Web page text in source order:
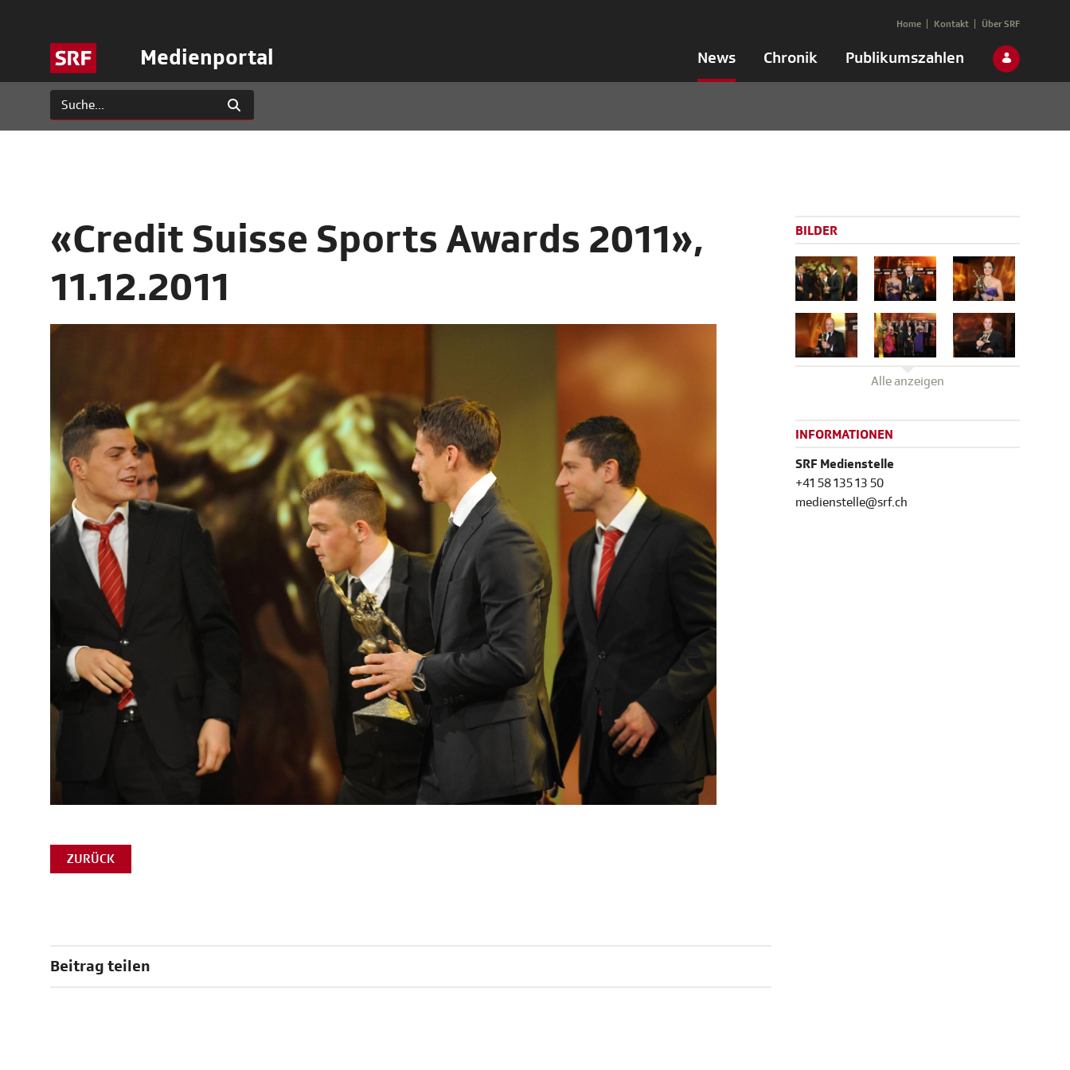
Medienportal News Chronik Publikumszahlen
Home Kontakt Über SRF
«Credit Suisse Sports Awards 2011»,
11.12.2011
ZURÜCK
Beitrag teilen
BILDER
Alle anzeigen
INFORMATIONEN
SRF Medienstelle
+41 58 135 13 50
medienstelle@srf.ch